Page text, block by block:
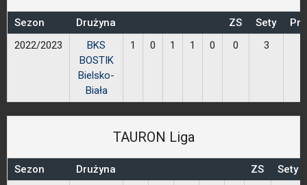
Sezon Drużyna ZS Sety
2022/2023
BKS
BOSTIK
Bielsko-
Biała
1 0 1 1 0 0 3
TAURON Liga
Sezon Drużyna ZS
Sety